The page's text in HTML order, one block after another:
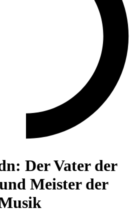
Der Vater der
Meister der